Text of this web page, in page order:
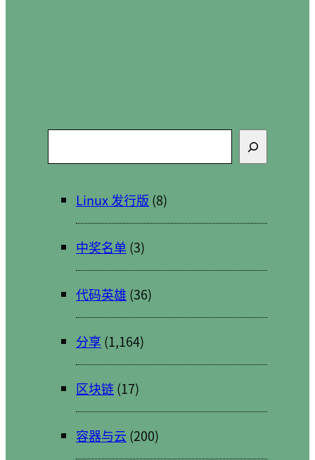
索
Linux 发行版 (8)
中奖名单 (3)
代码英雄 (36)
分享 (1,164)
区块链(17)
容器与云 (200)